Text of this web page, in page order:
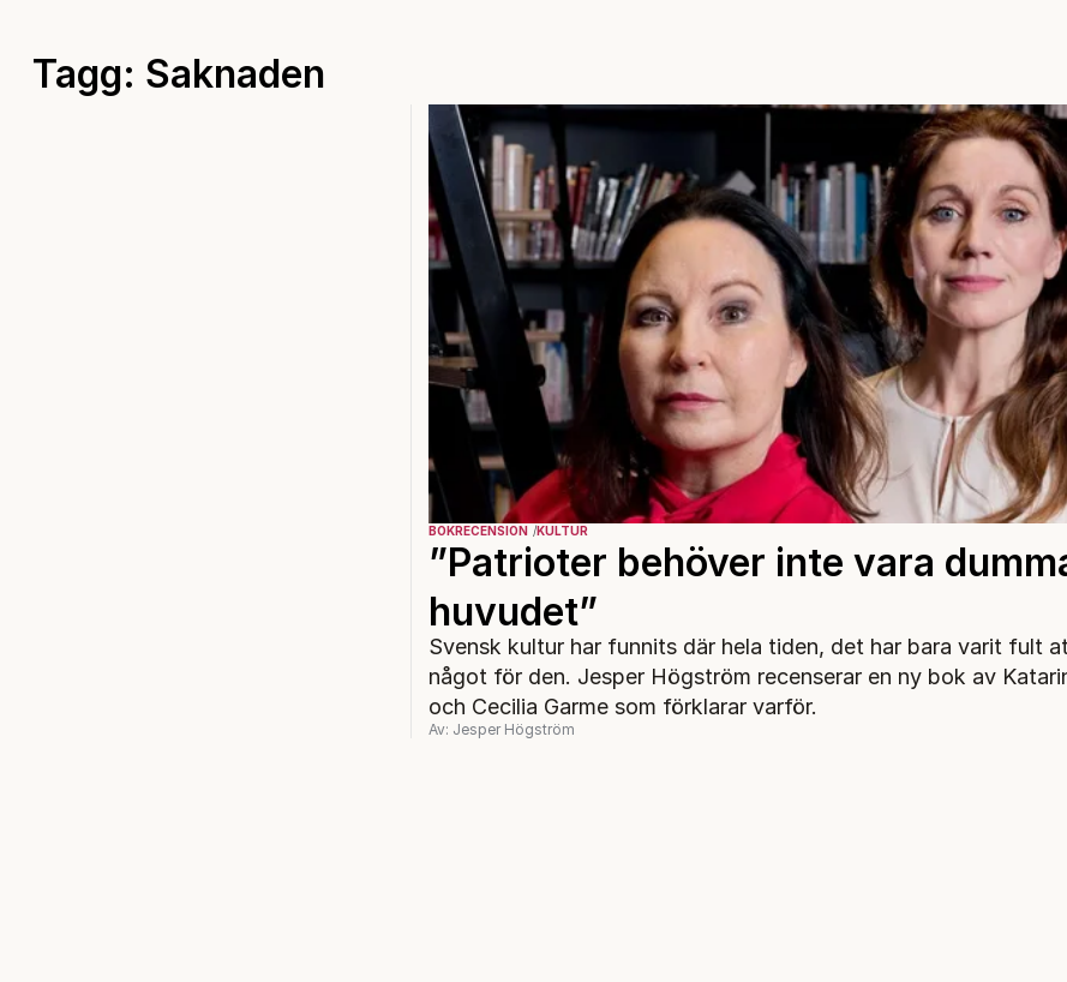
Tagg: Saknaden
BOKRECENSION KULTUR
”Patrioter behöver inte vara
huvudet”
Svensk kultur har funnits där hela tiden, det har bara varit fult
något för den. Jesper Högström recenserar en ny bok av
och Cecilia Garme som förklarar varför.
Av: Jesper Högström